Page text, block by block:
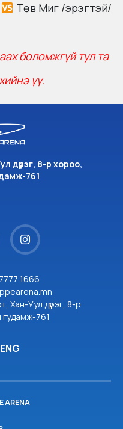
Төв Миг /эрэгтэй/
боломжгүй тул та
үү.
дүүрэг, 8-р хороо,
761
1666
Хан-Уул дүүрэг, 8-р
761
ENG
ARENA